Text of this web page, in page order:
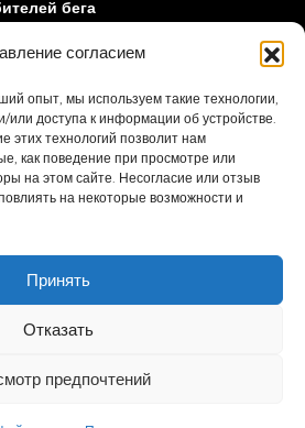
согласием
опыт, мы используем такие технологии,
или доступа к информации об устройстве.
этих технологий позволит нам
как поведение при просмотре или
на этом сайте. Несогласие или отзыв
на некоторые возможности и
Принять
Отказать
предпочтений
бега
отзыве
All Rights Reserved
Условия и положения
о доступности